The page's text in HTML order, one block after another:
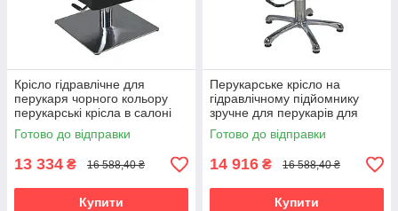
Крісло гідравлічне для
перукаря чорного кольору
перукарські крісла в салоні
краси модель 6615
Готово до відправки
13 334 ₴ 16 588,40 ₴
Купити
Перукарське крісло на
гідравлічному підйомнику
зручне для перукарів для
клієнтів салону 6639
Готово до відправки
14 916 ₴ 16 588,40 ₴
Купити